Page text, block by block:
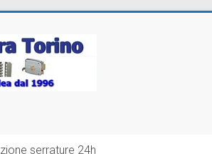
serrature 24h